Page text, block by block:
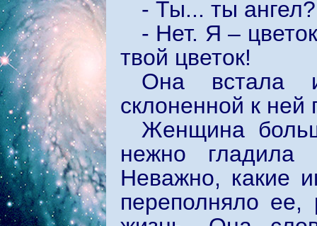
- Ты... ты
- Нет. Я –
твой цветок!
Она встала
склоненной к ней
Женщина
нежно
Неважно, какие
переполняло